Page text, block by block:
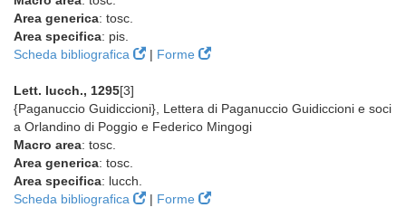
Area generica: tosc.
Area specifica: pis.
Scheda bibliografica
| Forme
Lett. lucch., 1295[3]
{Paganuccio Guidiccioni}, Lettera di Paganuccio Guidiccioni e soci
a Orlandino di Poggio e Federico Mingogi
Macro area: tosc.
Area generica: tosc.
Area specifica: lucch.
Scheda bibliografica
| Forme